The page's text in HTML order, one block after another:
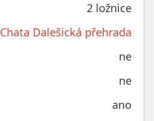
2 ložnice
Chata Dalešická přehrada
ne
ne
ano